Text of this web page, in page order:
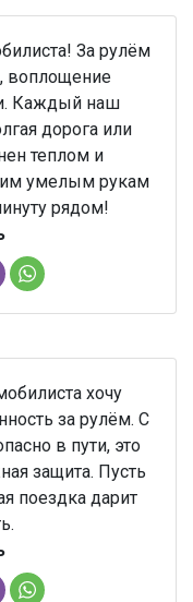
За рулём
воплощение
Каждый наш
дорога или
теплом и
умелым рукам
рядом!
хочу
за рулём. С
в пути, это
защита. Пусть
поездка дарит